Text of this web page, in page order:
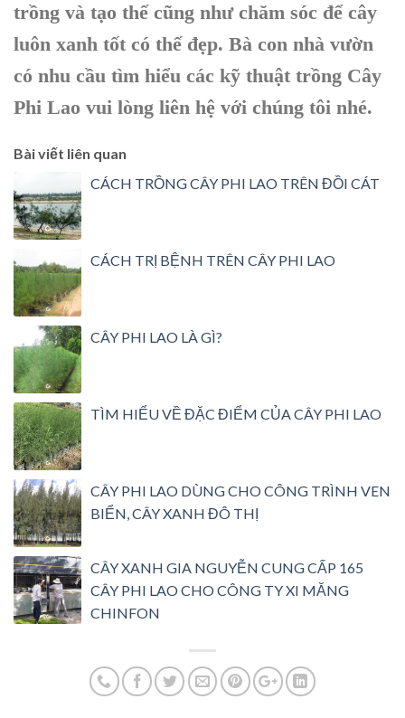
trồng và tạo thế cũng như chăm sóc để cây
luôn xanh tốt có thế đẹp. Bà con nhà vườn
có nhu cầu tìm hiểu các kỹ thuật trồng Cây
Phi Lao vui lòng liên hệ với chúng tôi nhé.
Bài viết liên quan
CÁCH TRỒNG CÂY PHI LAO TRÊN ĐỒI CÁT
CÁCH TRỊ BỆNH TRÊN CÂY PHI LAO
CÂY PHI LAO LÀ GÌ?
TÌM HIỂU VỀ ĐẶC ĐIỂM CỦA CÂY PHI LAO
CÂY PHI LAO DÙNG CHO CÔNG TRÌNH VEN
BIỂN, CÂY XANH ĐÔ THỊ
CÂY XANH GIA NGUYỄN CUNG CẤP 165
CÂY PHI LAO CHO CÔNG TY XI MĂNG
CHINFON